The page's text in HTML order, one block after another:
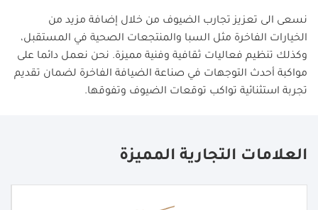
نسعى الى تعزيز تجارب الضيوف من خلال إضافة مزيد من
الخيارات الفاخرة مثل السبا والمنتجعات الصحية في المستقبل،
وكذلك تنظيم فعاليات ثقافية وفنية مميزة. نحن نعمل دائما على
مواكبة أحدث التوجهات في صناعة الضيافة الفاخرة لضمان تقديم
تجربة استثنائية تواكب توقعات الضيوف وتفوقها.
العلامات التجارية المميزة